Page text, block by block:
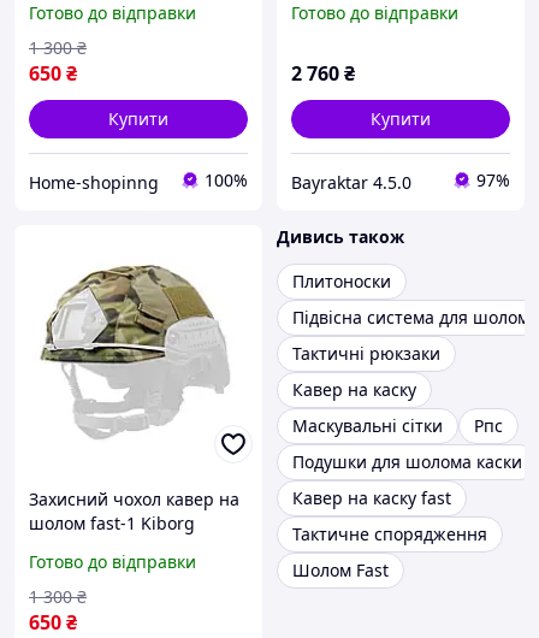
fast мм-14
Готово до відправки
650₴
1 300 ₴
Купити
Home-shopinng 100%
Готово до відправки
2 760₴
Купити
Bayraktar 4.5.0 97%
Захисний чохол кавер на
шолом fast-1 Kiborg
для каски шолома
Готово до відправки
650₴
1 300 ₴
Дивись також
Плитоноски
Підвісна система для шолома
Тактичні рюкзаки
Кавер на каску
Маскувальні сітки
Рпс
Подушки для шолома каски
Кавер на каску fast
Тактичне спорядження
Шолом Fast